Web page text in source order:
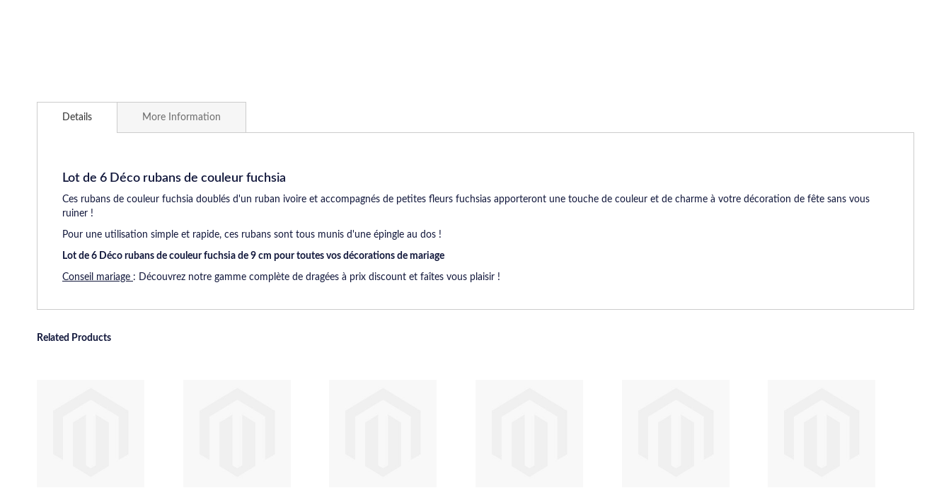
to
images
Details
Lot de 6 Déco rubans de couleur fuchsia
Ces rubans de couleur fuchsia doublés d'un ruban ivoire et accompagnés de petites fleurs fuchsias apporteront une touche de couleur et de charme à votre décoration de fête sans vous
ruiner !
Pour une utilisation simple et rapide, ces rubans sont tous munis d'une épingle au dos !
Lot de 6 Déco rubans de couleur fuchsia de 9 cm pour toutes vos décorations de mariage
Conseil mariage : Découvrez notre gamme complète de dragées à prix discount et faîtes vous plaisir !
More Information
Related Products